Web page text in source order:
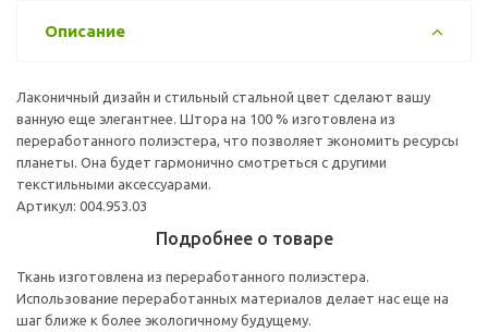
Описание
Лаконичный дизайн и стильный стальной цвет сделают вашу
ванную еще элегантнее. Штора на 100 % изготовлена из
переработанного полиэстера, что позволяет экономить ресурсы
планеты. Она будет гармонично смотреться с другими
текстильными аксессуарами.
Артикул: 004.953.03
Подробнее о товаре
Ткань изготовлена из переработанного полиэстера.
Использование переработанных материалов делает нас еще на
шаг ближе к более экологичному будущему.